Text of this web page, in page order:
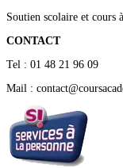
Soutien scolaire et cours
CONTACT
Tel : 01 48 21 96 09
Mail :